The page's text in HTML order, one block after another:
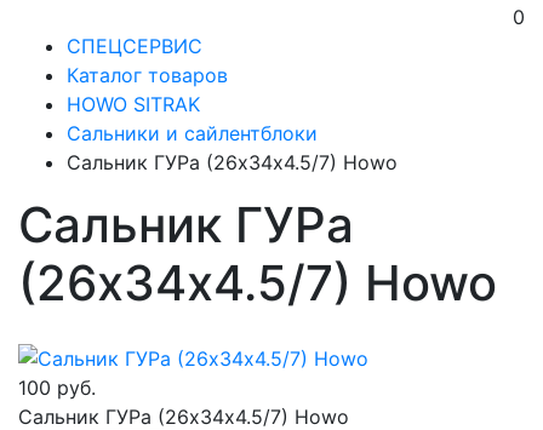
0
СПЕЦСЕРВИС
Каталог товаров
HOWO SITRAK
Сальники и сайлентблоки
Сальник ГУРа (26х34х4.5/7) Howo
Сальник ГУРа
(26х34х4.5/7) Howo
100 руб.
Сальник ГУРа (26х34х4.5/7) Howo